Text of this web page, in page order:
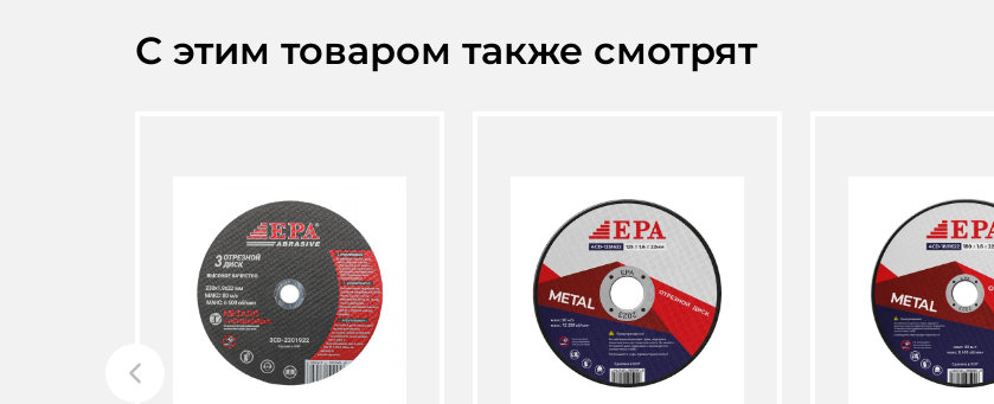
С этим товаром также смотрят